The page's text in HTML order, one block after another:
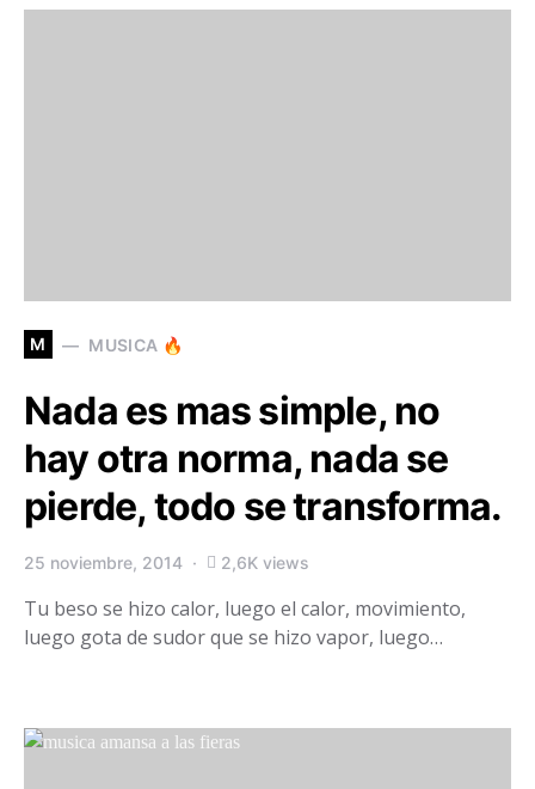
M MUSICA 🔥
Nada es mas simple, no
hay otra norma, nada se
pierde, todo se transforma.
25 noviembre, 2014 2,6K views
Tu beso se hizo calor, luego el calor, movimiento,
luego gota de sudor que se hizo vapor, luego…